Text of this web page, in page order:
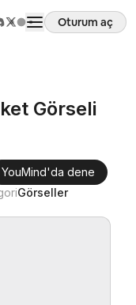
Oturum aç
Görseli
YouMind'da dene
Görseller